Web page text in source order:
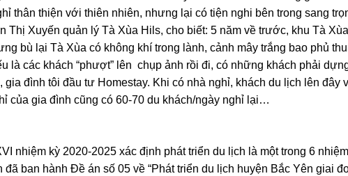
thân thiện với thiên nhiên, nhưng lại có tiện nghi bên trong sang
Thị Xuyến quản lý Tà Xùa Hils, cho biết: 5 năm về trước, khu Tà
bù lại Tà Xùa có không khí trong lành, cảnh mây trắng bao phủ
là các khách “phượt” lên chụp ảnh rồi đi, có những khách phải
gia đình tôi đầu tư Homestay. Khi có nhà nghỉ, khách du lịch lên đây
của gia đình cũng có 60-70 du khách/ngày nghỉ lại…
nhiệm kỳ 2020-2025 xác định phát triển du lịch là một trong 6
ban hành Đề án số 05 về “Phát triển du lịch huyện Bắc Yên giai